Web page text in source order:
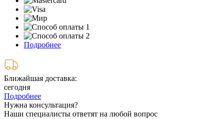
Подробнее
Ближайшая доставка:
сегодня
Подробнее
Нужна консультация?
Наши специалисты ответят на любой вопрос